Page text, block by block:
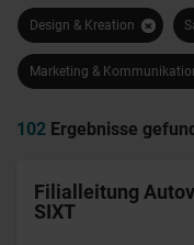
Design & Kreation
Marketing &
102 Ergebnisse
Filialleitung
SIXT